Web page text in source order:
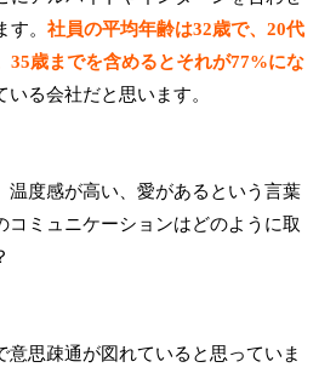
す。社員の平均年齢は32歳で、20代
35歳までを含めるとそれが77%にな
る会社だと思います。
温度感が高い、愛があるという言葉
コミュニケーションはどのように取
意思疎通が図れていると思っていま